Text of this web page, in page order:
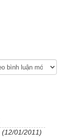
(12/01/2011)